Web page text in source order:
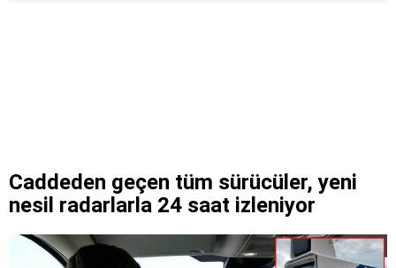
Caddeden geçen tüm sürücüler, yeni
nesil radarlarla 24 saat izleniyor